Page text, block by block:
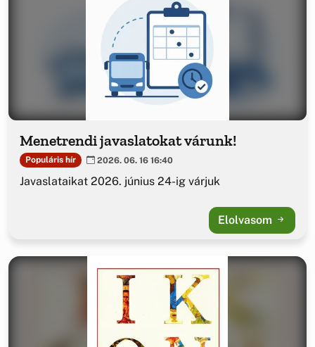
Menetrendi javaslatokat várunk!
Populáris hír 2026. 06. 16 16:40
Javaslataikat 2026. június 24-ig várjuk
Elolvasom